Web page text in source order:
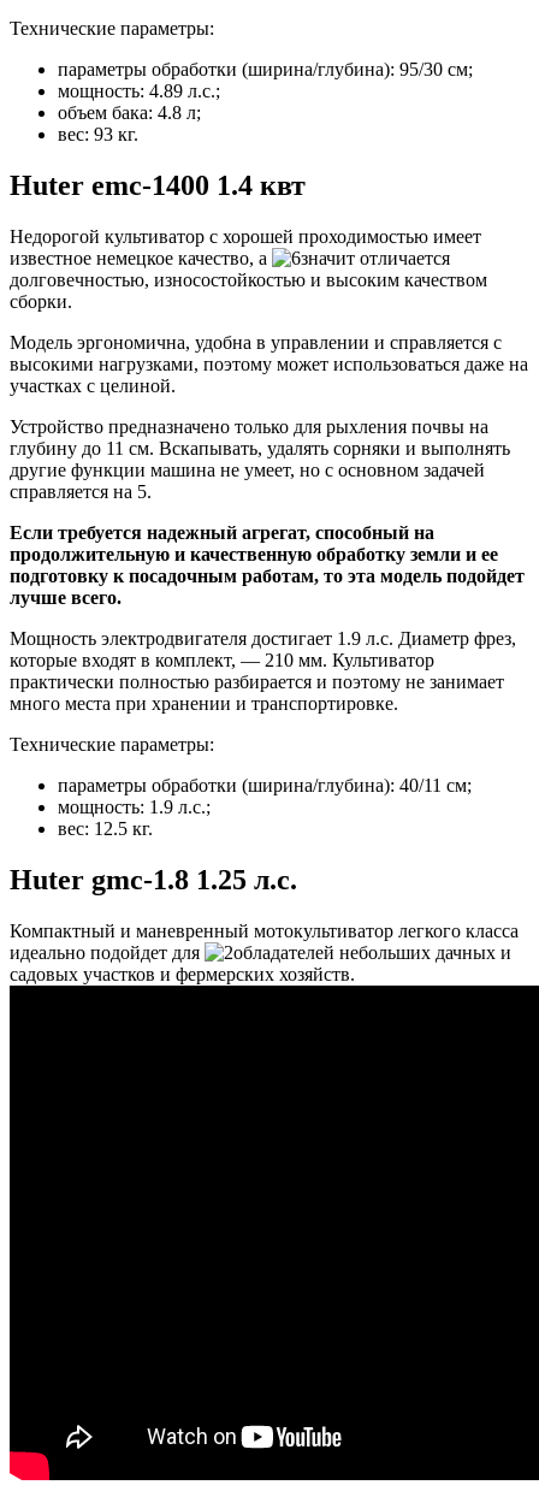
Технические параметры:
параметры обработки (ширина/глубина): 95/30 см;
мощность: 4.89 л.с.;
объем бака: 4.8 л;
вес: 93 кг.
Huter emc-1400 1.4 квт
Недорогой культиватор с хорошей проходимостью имеет
известное немецкое качество, а
значит отличается
долговечностью, износостойкостью и высоким качеством
сборки.
Модель эргономична, удобна в управлении и справляется с
высокими нагрузками, поэтому может использоваться даже на
участках с целиной.
Устройство предназначено только для рыхления почвы на
глубину до 11 см. Вскапывать, удалять сорняки и выполнять
другие функции машина не умеет, но с основном задачей
справляется на 5.
Если требуется надежный агрегат, способный на
продолжительную и качественную обработку земли и ее
подготовку к посадочным работам, то эта модель подойдет
лучше всего.
Мощность электродвигателя достигает 1.9 л.с. Диаметр фрез,
которые входят в комплект, — 210 мм. Культиватор
практически полностью разбирается и поэтому не занимает
много места при хранении и транспортировке.
Технические параметры:
параметры обработки (ширина/глубина): 40/11 см;
мощность: 1.9 л.с.;
вес: 12.5 кг.
Huter gmc-1.8 1.25 л.с.
Компактный и маневренный мотокультиватор легкого класса
идеально подойдет для
обладателей небольших дачных и
садовых участков и фермерских хозяйств.